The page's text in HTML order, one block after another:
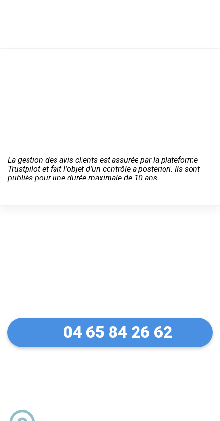
La gestion des avis clients est assurée par la plateforme
Trustpilot et fait l'objet d'un contrôle a posteriori. Ils sont
publiés pour une durée maximale de 10 ans.
04 65 84 26 62